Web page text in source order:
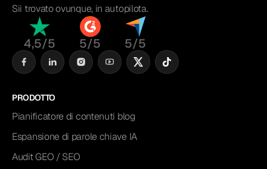
Sii trovato ovunque, in autopilota.
4,5/5 5/5 5/5
PRODOTTO
Pianificatore di contenuti blog
Espansione di parole chiave IA
Audit GEO / SEO